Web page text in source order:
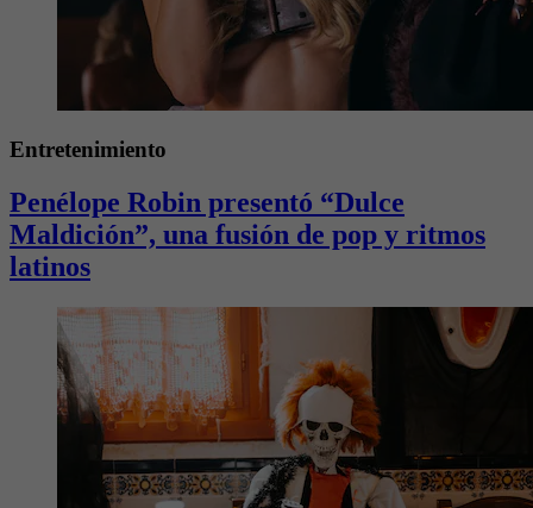
Entretenimiento
Penélope Robin presentó “Dulce
Maldición”, una fusión de pop y ritmos
latinos